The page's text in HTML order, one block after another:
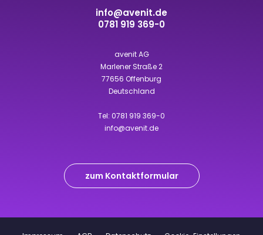
zum Kontaktformular
info@avenit.de
0781 919 369-0
avenit AG
Marlener Straße 2
77656 Offenburg
Deutschland
Tel: 0781 919 369-0
info@avenit.de